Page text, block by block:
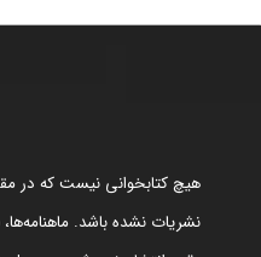
هیچ کتابخوانی نیست که در
نشریات نشده باشد.